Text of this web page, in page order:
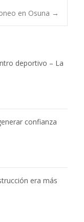
en Osuna →
deportivo – La
confianza
era más